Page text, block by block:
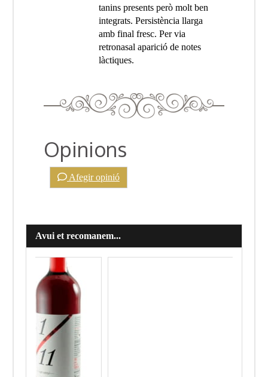
tanins presents però molt ben
integrats. Persistència llarga
amb final fresc. Per via
retronasal aparició de notes
làctiques.
Opinions
Afegir opinió
Avui et recomanem...